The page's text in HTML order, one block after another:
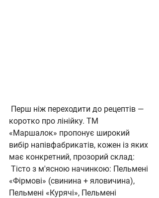
Перш ніж переходити до рецептів —
коротко про лінійку. ТМ
«Маршалок» пропонує широкий
вибір напівфабрикатів, кожен із яких
має конкретний, прозорий склад:
Тісто з м'ясною начинкою: Пельмені
«Фірмові» (свинина + яловичина),
Пельмені «Курячі», Пельмені